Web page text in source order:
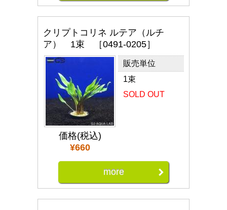
クリプトコリネ ルテア（ルチ
ア） 1束 ［0491-0205］
価格(税込)
¥660
販売単位
1束
SOLD OUT
more